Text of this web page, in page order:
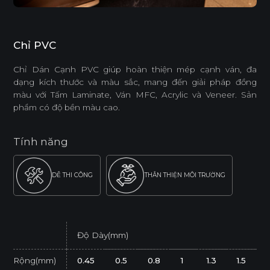
Chỉ PVC
Chỉ Dán Cạnh PVC giúp hoàn thiện mép cạnh ván, đa
dạng kích thước và màu sắc, mang đến giải pháp đồng
màu với Tấm Laminate, Ván MFC, Acrylic và Veneer. Sản
phẩm có độ bền màu cao.
Tính năng
DỄ THI CÔNG THÂN THIỆN MÔI TRƯỜNG
Độ Dày(mm)
Rộng(mm) 0.45 0.5 0.8 1 1.3 1.5